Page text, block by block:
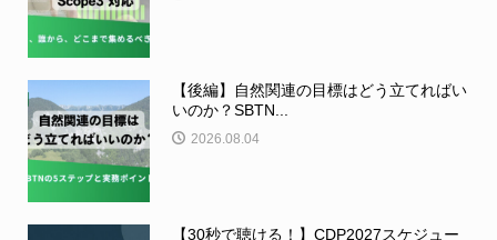
【後編】自然関連の目標はどう立てればい
いのか？SBTN...
2026.08.04
【30秒で聴ける！】CDP2027スケジュー